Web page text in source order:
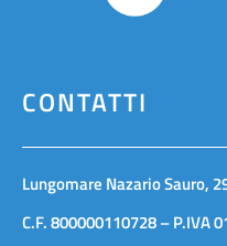
CONTATTI
Lungomare Nazario Sauro,
C.F. 800000110728 – P.IVA